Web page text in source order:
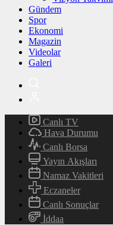
Gündem
Spor
Ekonomi
Magazin
Videolar
Galeri
Canlı TV
Hava Durumu
Canlı Borsa
Yayın Akışları
Namaz Vakitleri
Eczaneler
Canlı Sonuçlar
İddaa